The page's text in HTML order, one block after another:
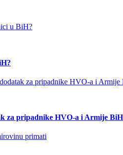
za pripadnike HVO-a i Armije